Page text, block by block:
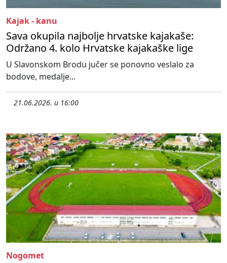
Kajak - kanu
Sava okupila najbolje hrvatske kajakaše:
Održano 4. kolo Hrvatske kajakaške lige
U Slavonskom Brodu jučer se ponovno veslalo za
bodove, medalje...
21.06.2026. u 16:00
Nogomet